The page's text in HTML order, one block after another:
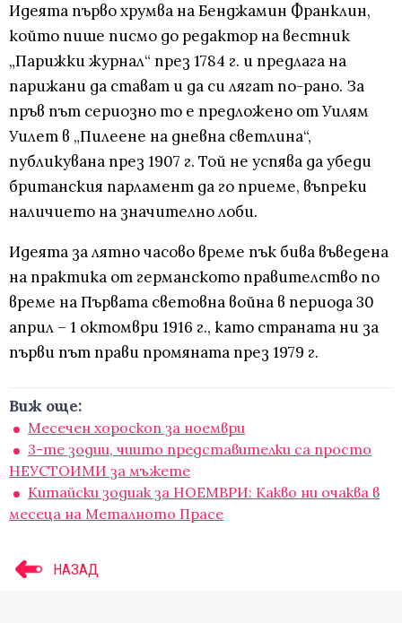
Идеята първо хрумва на Бенджамин Франклин,
който пише писмо до редактор на вестник
„Парижки журнал“ през 1784 г. и предлага на
парижани да стават и да си лягат по-рано. За
пръв път сериозно то е предложено от Уилям
Уилет в „Пилеене на дневна светлина“,
публикувана през 1907 г. Той не успява да убеди
британския парламент да го приеме, въпреки
наличието на значително лоби.
Идеята за лятно часово време пък бива въведена
на практика от германското правителство по
време на Първата световна война в периода 30
април – 1 октомври 1916 г., като страната ни за
първи път прави промяната през 1979 г.
Виж още:
Месечен хороскоп за ноември
3-те зодии, чиито представителки са просто
НЕУСТОИМИ за мъжете
Китайски зодиак за НОЕМВРИ: Какво ни очаква в
месеца на Металното Прасе
НАЗАД